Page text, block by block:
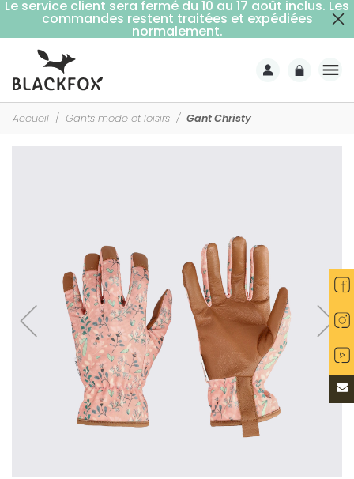
Livraison offerte dès 59€ d'achats (point relais)
Accueil Gants mode et loisirs Gant Christy
Le service client sera fermé du 10 au 17 août inclus. Les
commandes restent traitées et expédiées
normalement.